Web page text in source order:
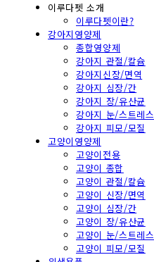
이루다펫 소개
이루다펫이란?
강아지영양제
종합영양제
강아지 관절/칼슘
강아지신장/면역
강아지 심장/간
강아지 장/유산균
강아지 눈/스트레스
강아지 피모/모질
고양이영양제
고양이전용
고양이 종합
고양이 관절/칼슘
고양이 신장/면역
고양이 심장/간
고양이 장/유산균
고양이 눈/스트레스
고양이 피모/모질